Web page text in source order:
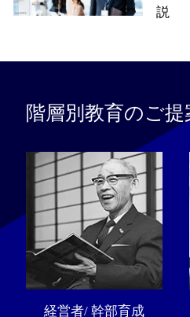
説
階層別教育のご提
経営者/ 幹部育成